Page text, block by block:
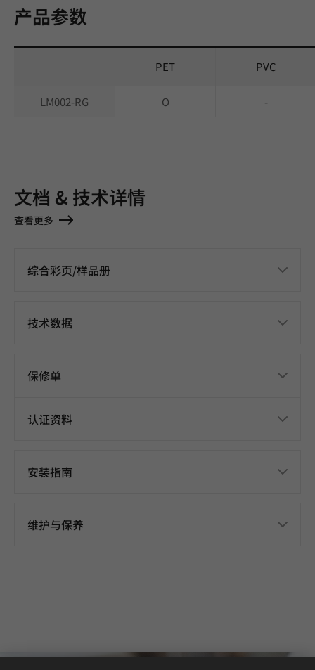
产品参数
PET PVC
LM002-RG O -
文档 & 技术详情
查看更多
综合彩页/样品册
技术数据
保修单
认证资料
安装指南
维护与保养